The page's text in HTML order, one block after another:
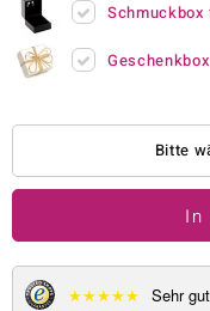
Collection
BY DE MELO
Collection
Schmuckbox
Bitte
In
★★★★★ Sehr gut